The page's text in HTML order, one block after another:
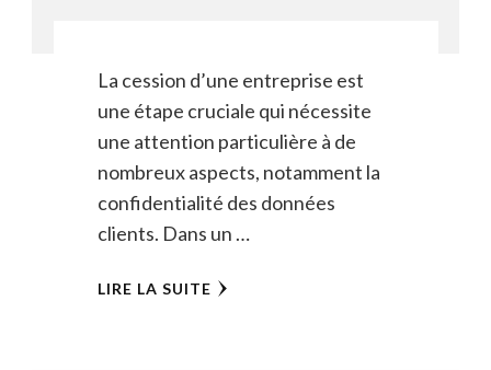
La cession d’une entreprise est
une étape cruciale qui nécessite
une attention particulière à de
nombreux aspects, notamment la
confidentialité des données
clients. Dans un …
LIRE LA SUITE